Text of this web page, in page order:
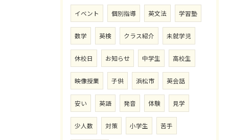
イベント 個別指導 英文法 学習塾
数学 英検 クラス紹介 未就学児
休校日 お知らせ 中学生 高校生
映像授業 子供 浜松市 英会話
安い 英語 発音 体験 見学
少人数 対策 小学生 苦手